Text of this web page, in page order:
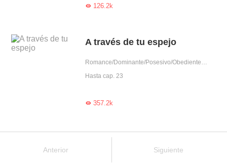
126.2k
A través de tu espejo
Romance/Dominante/Posesivo/Obediente/LGBT+/Amor prohibido/Celoso/Brecha de edad/Mascota/Doble personalidad/Bxb/Amor triangular/Mafia
Hasta cap. 23
357.2k
Anterior Siguiente